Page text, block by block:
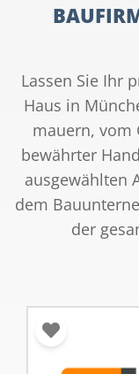
Lassen Sie Ihr
Haus in
mauern, vom
bewährter
ausgewählten
dem
der